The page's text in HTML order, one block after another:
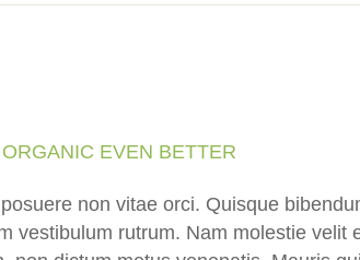
EVEN BETTER
non vitae orci. Quisque
vestibulum rutrum. Nam molestie velit